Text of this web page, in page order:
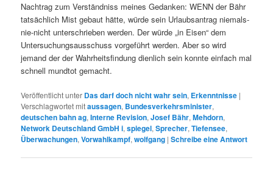
Nachtrag zum Verständniss meines Gedanken: WENN der Bähr
tatsächlich Mist gebaut hätte, würde sein Urlaubsantrag niemals-
nie-nicht unterschrieben werden. Der würde „in Eisen“ dem
Untersuchungsausschuss vorgeführt werden. Aber so wird
jemand der der Wahrheitsfindung dienlich sein konnte einfach mal
schnell mundtot gemacht.
Veröffentlicht unter Das darf doch nicht wahr sein, Erkenntnisse |
Verschlagwortet mitaussagen, Bundesverkehrsminister,
deutschen bahn ag,Interne Revision,Josef Bähr,Mehdorn,
Network Deutschland GmbH i,spiegel,Sprecher,Tiefensee,
Überwachungen,Vorwahlkampf,wolfgang |Schreibe eine Antwort